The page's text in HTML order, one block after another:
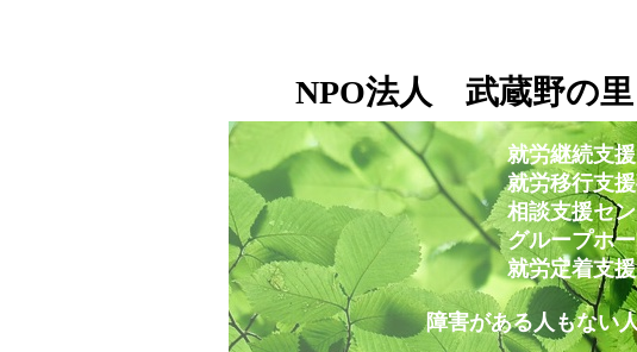
NPO法人 武蔵野の里
就労継続支
就労移行支援事業所・・・
相談支援センター武
グループホームむ
就労定着支援センタ
障害がある人もない人も共に生